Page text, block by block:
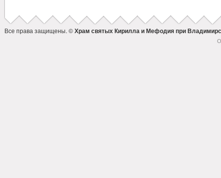
Все права защищены. ©Храм святых Кирилла и Мефодия при